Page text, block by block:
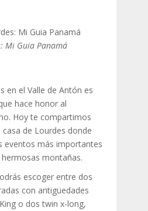
Mi Guia Panamá
en el Valle de Antón es
hace honor al
Hoy te compartimos
de Lourdes donde
eventos más importantes
montañas.
escoger entre dos
con antigüedades
o dos twin x-long,